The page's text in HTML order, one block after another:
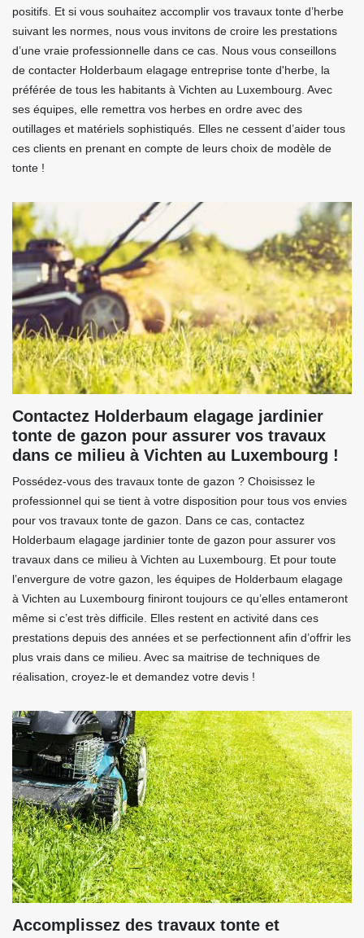
positifs. Et si vous souhaitez accomplir vos travaux tonte d’herbe
suivant les normes, nous vous invitons de croire les prestations
d’une vraie professionnelle dans ce cas. Nous vous conseillons
de contacter Holderbaum elagage entreprise tonte d'herbe, la
préférée de tous les habitants à Vichten au Luxembourg. Avec
ses équipes, elle remettra vos herbes en ordre avec des
outillages et matériels sophistiqués. Elles ne cessent d’aider tous
ces clients en prenant en compte de leurs choix de modèle de
tonte !
Contactez Holderbaum elagage jardinier
tonte de gazon pour assurer vos travaux
dans ce milieu à Vichten au Luxembourg !
Possédez-vous des travaux tonte de gazon ? Choisissez le
professionnel qui se tient à votre disposition pour tous vos envies
pour vos travaux tonte de gazon. Dans ce cas, contactez
Holderbaum elagage jardinier tonte de gazon pour assurer vos
travaux dans ce milieu à Vichten au Luxembourg. Et pour toute
l’envergure de votre gazon, les équipes de Holderbaum elagage
à Vichten au Luxembourg finiront toujours ce qu’elles entameront
même si c’est très difficile. Elles restent en activité dans ces
prestations depuis des années et se perfectionnent afin d’offrir les
plus vrais dans ce milieu. Avec sa maitrise de techniques de
réalisation, croyez-le et demandez votre devis !
Accomplissez des travaux tonte et